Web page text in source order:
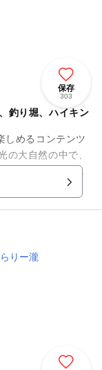
保存
303
釣り堀、ハイキン
しめるコンテンツ
をすることのでき